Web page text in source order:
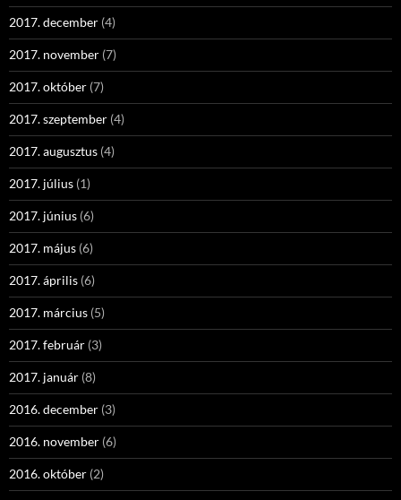
2017. december (4)
2017. november (7)
2017. október (7)
2017. szeptember (4)
2017. augusztus (4)
2017. július (1)
2017. június (6)
2017. május (6)
2017. április (6)
2017. március (5)
2017. február (3)
2017. január (8)
2016. december (3)
2016. november (6)
2016. október (2)